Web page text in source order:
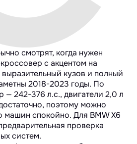
смотрят, когда нужен
с акцентом на
кузов и полный
2018-2023 годы. По
— 242-376 л.с., двигатели 2,0 л
поэтому можно
машин спокойно. Для BMW X6
проверка
систем.